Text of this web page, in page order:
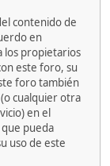
contenido de
en
los propietarios
este foro, su
foro también
cualquier otra
en el
pueda
uso de este